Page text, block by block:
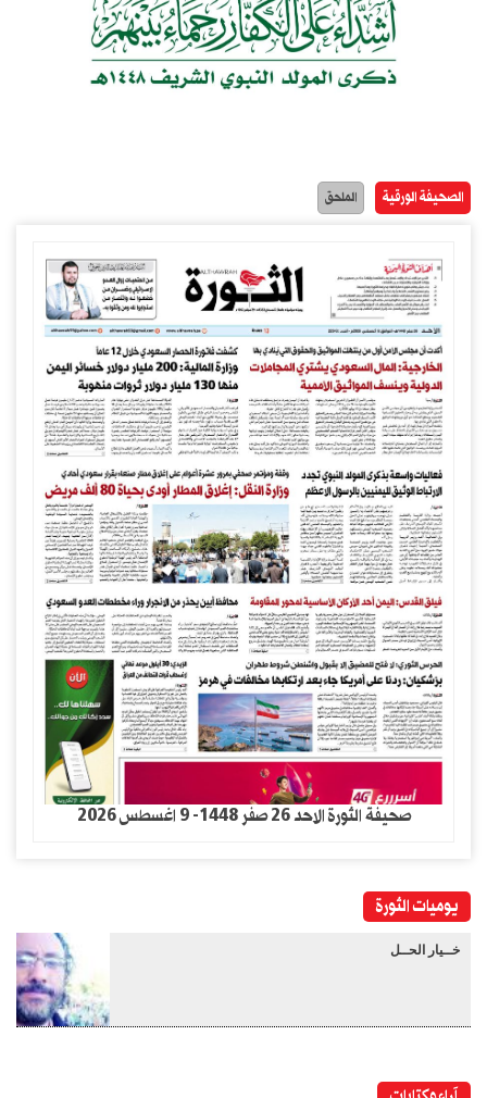
الصحيفة الورقية الملحق
صحيفة الثورة الاحد 26 صفر 1448- 9 اغسطس 2026
يوميات الثورة
خــيار الحــل